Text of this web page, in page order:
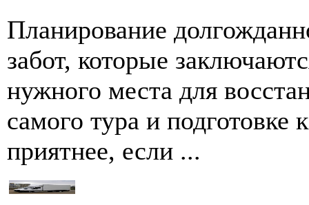
Планирование
забот, которые
нужного места для
самого тура и подготовке
приятнее, если ...